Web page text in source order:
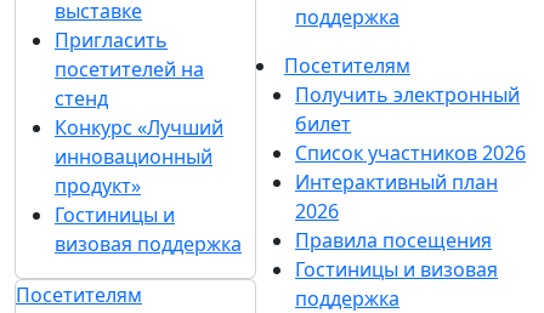
выставке
Пригласить
посетителей на
стенд
Конкурс «Лучший
инновационный
продукт»
Гостиницы и
визовая поддержка
Посетителям
поддержка
Посетителям
Получить электронный
билет
Список участников 2026
Интерактивный план
2026
Правила посещения
Гостиницы и визовая
поддержка